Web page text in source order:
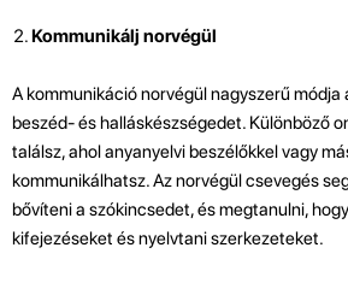
Kommunikálj norvégül
A kommunikáció norvégül nagyszerű módja
beszéd- és halláskészségedet. Különböző
találsz, ahol anyanyelvi beszélőkkel vagy
kommunikálhatsz. Az norvégül csevegés
bővíteni a szókincsedet, és megtanulni,
kifejezéseket és nyelvtani szerkezeteket.